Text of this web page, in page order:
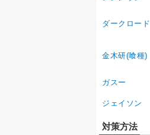
ダークロード
金木研(喰種)
ガスー
ジェイソン
対策方法